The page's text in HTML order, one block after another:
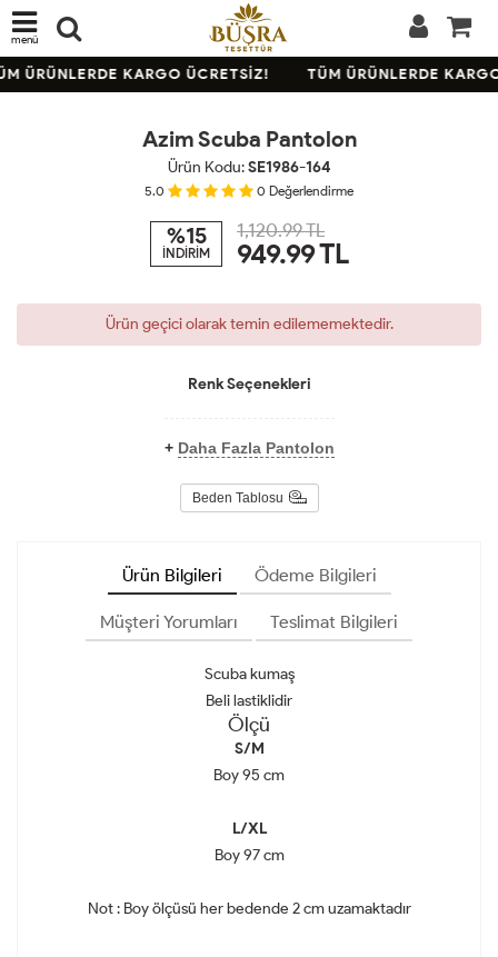
menü
ÜRÜNLERDE KARGO ÜCRETSİZ! TÜM ÜRÜNLERDE
TÜKENDİ
Azim Scuba Pantolon
Ürün Kodu:SE1986-164
5.0 0 Değerlendirme
%15
İNDİRİM
1,120.99 TL
949.99TL
Ürün geçici olarak temin edilememektedir.
Renk Seçenekleri
+ Daha Fazla Pantolon
Beden Tablosu
Ürün Bilgileri Ödeme Bilgileri
Müşteri Yorumları Teslimat Bilgileri
Scuba kumaş
Beli lastiklidir
Ölçü
S/M
Boy 95 cm
L/XL
Boy 97 cm
Not : Boy ölçüsü her bedende 2 cm uzamaktadır